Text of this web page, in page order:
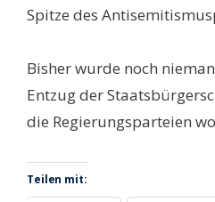
Spitze des
Bisher wurde noch
Entzug der
die Regierungsparteien
Teilen mit: